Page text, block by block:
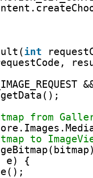
int
from
to
e) {